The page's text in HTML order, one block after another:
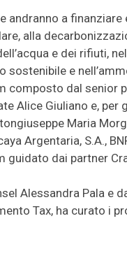
andranno a
alla
e dei rifiuti,
sostenibile e
composto dal senior
Alice Giuliano e,
Maria
Argentaria, S.A.,
guidato dai partner
Alessandra Pala e
Tax, ha curato i